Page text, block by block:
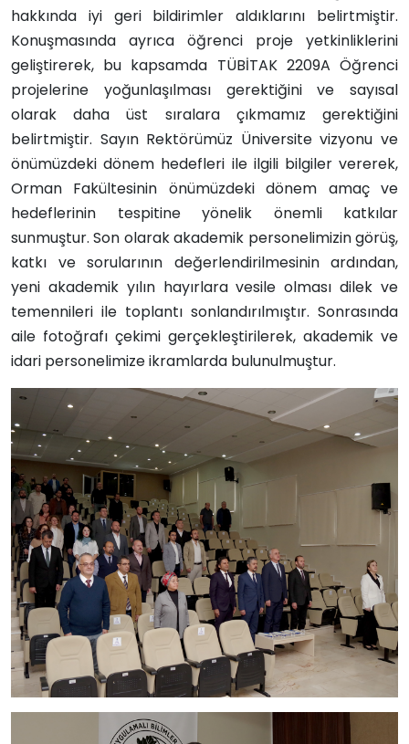
hakkında iyi geri bildirimler aldıklarını belirtmiştir.
Konuşmasında ayrıca öğrenci proje yetkinliklerini
geliştirerek, bu kapsamda TÜBİTAK 2209A Öğrenci
projelerine yoğunlaşılması gerektiğini ve sayısal
olarak daha üst sıralara çıkmamız gerektiğini
belirtmiştir. Sayın Rektörümüz Üniversite vizyonu ve
önümüzdeki dönem hedefleri ile ilgili bilgiler vererek,
Orman Fakültesinin önümüzdeki dönem amaç ve
hedeflerinin tespitine yönelik önemli katkılar
sunmuştur. Son olarak akademik personelimizin görüş,
katkı ve sorularının değerlendirilmesinin ardından,
yeni akademik yılın hayırlara vesile olması dilek ve
temennileri ile toplantı sonlandırılmıştır. Sonrasında
aile fotoğrafı çekimi gerçekleştirilerek, akademik ve
idari personelimize ikramlarda bulunulmuştur.